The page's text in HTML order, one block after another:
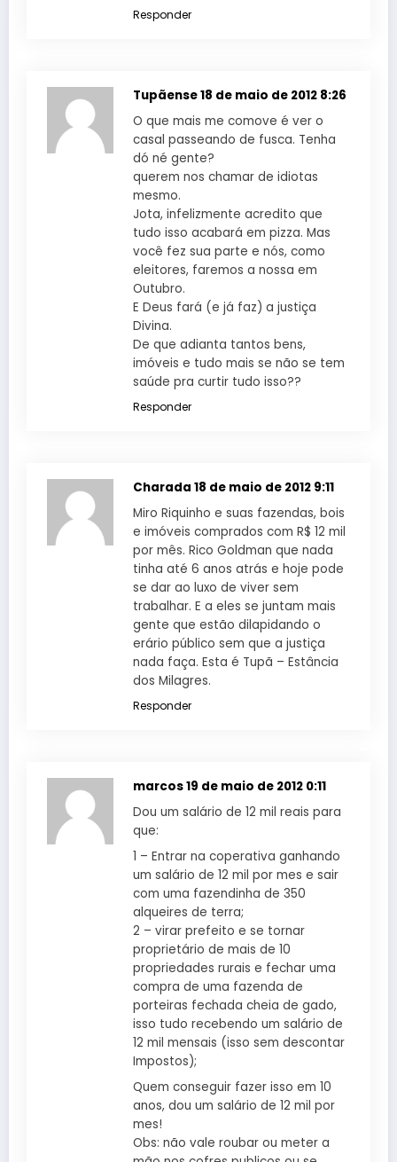
Responder
Tupãense18 de maio de 2012 8:26
O que mais me comove é ver o
casal passeando de fusca. Tenha
dó né gente?
querem nos chamar de idiotas
mesmo.
Jota, infelizmente acredito que
tudo isso acabará em pizza. Mas
você fez sua parte e nós, como
eleitores, faremos a nossa em
Outubro.
E Deus fará (e já faz) a justiça
Divina.
De que adianta tantos bens,
imóveis e tudo mais se não se tem
saúde pra curtir tudo isso??
Responder
Charada 18 de maio de 2012 9:11
Miro Riquinho e suas fazendas, bois
e imóveis comprados com R$ 12 mil
por mês. Rico Goldman que nada
tinha até 6 anos atrás e hoje pode
se dar ao luxo de viver sem
trabalhar. E a eles se juntam mais
gente que estão dilapidando o
erário público sem que a justiça
nada faça. Esta é Tupã – Estância
dos Milagres.
Responder
marcos19 de maio de 2012 0:11
Dou um salário de 12 mil reais para
que:
1 – Entrar na coperativa ganhando
um salário de 12 mil por mes e sair
com uma fazendinha de 350
alqueires de terra;
2 – virar prefeito e se tornar
proprietário de mais de 10
propriedades rurais e fechar uma
compra de uma fazenda de
porteiras fechada cheia de gado,
isso tudo recebendo um salário de
12 mil mensais (isso sem descontar
Impostos);
Quem conseguir fazer isso em 10
anos, dou um salário de 12 mil por
mes!
Obs: não vale roubar ou meter a